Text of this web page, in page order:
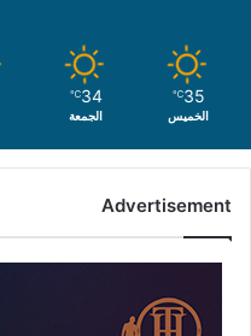
35
℃
الخميس
34
℃
الجمعة
Advertisement